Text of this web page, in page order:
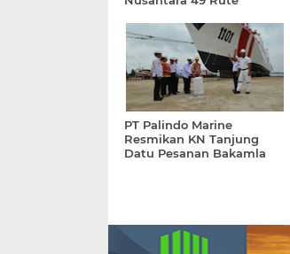
PT Palindo Marine
Resmikan KN Tanjung
Datu Pesanan Bakamla